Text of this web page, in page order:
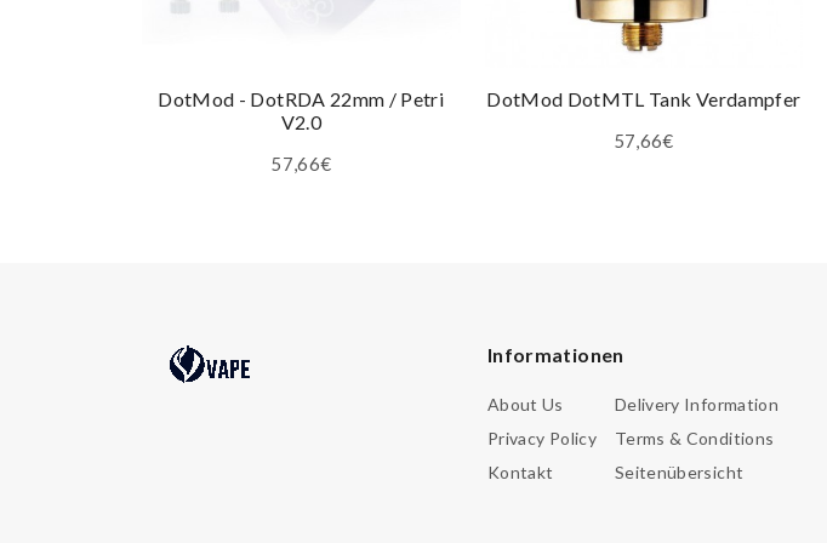
DotMod - DotRDA 22mm / Petri
V2.0
57,66€
DotMod DotMTL Tank Verdampfer
57,66€
Informationen
About Us
Delivery Information
Privacy Policy
Terms & Conditions
Kontakt
Seitenübersicht